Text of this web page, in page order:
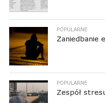
POPULARNE
Zaniedbanie
POPULARNE
Zespół